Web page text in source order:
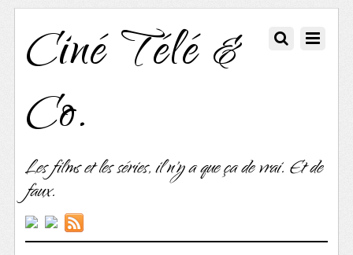
Ciné Télé &
Co.
Les films et les séries, il n'y a que ça de vrai. Et de
faux.